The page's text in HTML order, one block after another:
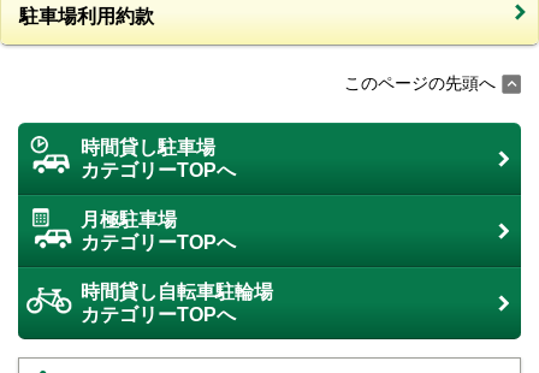
駐車場利用約款
このページの先頭へ
時間貸し駐車場
カテゴリーTOPへ
月極駐車場
カテゴリーTOPへ
時間貸し自転車駐輪場
カテゴリーTOPへ